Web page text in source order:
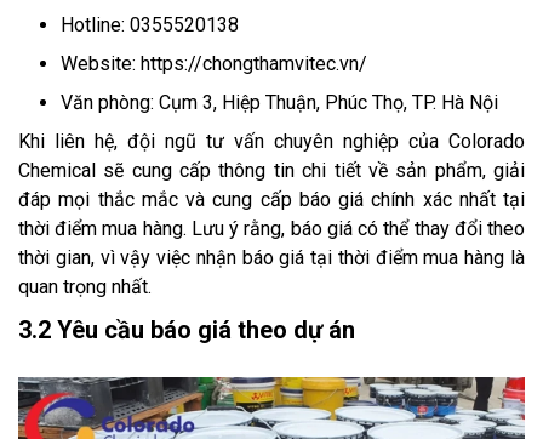
Hotline: 0355520138
Website: https://chongthamvitec.vn/
Văn phòng: Cụm 3, Hiệp Thuận, Phúc Thọ, TP. Hà Nội
Khi liên hệ, đội ngũ tư vấn chuyên nghiệp của Colorado
Chemical sẽ cung cấp thông tin chi tiết về sản phẩm, giải
đáp mọi thắc mắc và cung cấp báo giá chính xác nhất tại
thời điểm mua hàng. Lưu ý rằng, báo giá có thể thay đổi theo
thời gian, vì vậy việc nhận báo giá tại thời điểm mua hàng là
quan trọng nhất.
3.2 Yêu cầu báo giá theo dự án